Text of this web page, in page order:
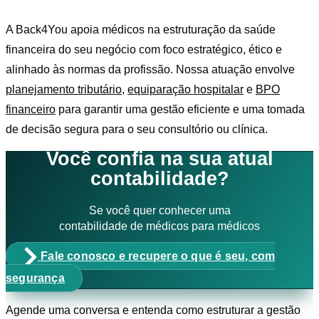
A Back4You apoia médicos na estruturação da saúde
financeira do seu negócio com foco estratégico, ético e
alinhado às normas da profissão. Nossa atuação envolve
planejamento tributário, equiparação hospitalar e BPO
financeiro para garantir uma gestão eficiente e uma tomada
de decisão segura para o seu consultório ou clínica.
Você confia na sua atual
contabilidade?
Se você quer conhecer uma
contabilidade de médicos para médicos
Fale conosco e recupere o que é seu, com
segurança
Agende uma conversa e entenda como estruturar a gestão